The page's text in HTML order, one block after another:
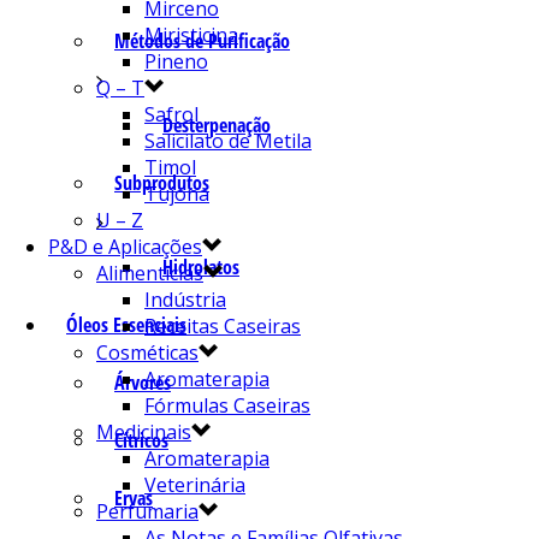
Métodos de Purificação
Desterpenação
Subprodutos
Hidrolatos
Óleos Essenciais
Árvores
Cítricos
Ervas
Mirceno
Miristicina
Pineno
Q – T
Safrol
Salicilato de Metila
Timol
Tujona
U – Z
P&D e Aplicações
Alimentícias
Indústria
Receitas Caseiras
Cosméticas
Aromaterapia
Fórmulas Caseiras
Medicinais
Aromaterapia
Veterinária
Perfumaria